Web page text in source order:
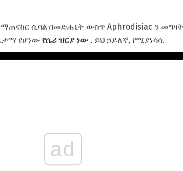
ሲባል በመድሐኒት ውስጥ Aphrodisiac ን
የሆነው የሴሪ ዝርያ ነው. ይህ ኃይለኛ, የሚያነሳሳ.
ad